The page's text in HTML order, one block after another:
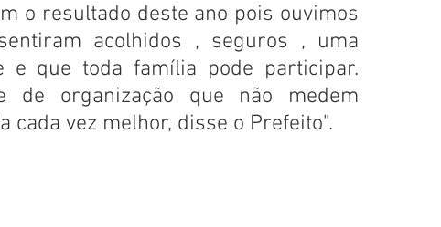
o resultado deste ano pois ouvimos
acolhidos , seguros , uma
e que toda família pode participar.
de organização que não medem
vez melhor, disse o Prefeito".